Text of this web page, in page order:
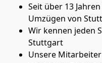
Seit über 13
Umzügen von
Wir kennen jeden
Stuttgart
Unsere